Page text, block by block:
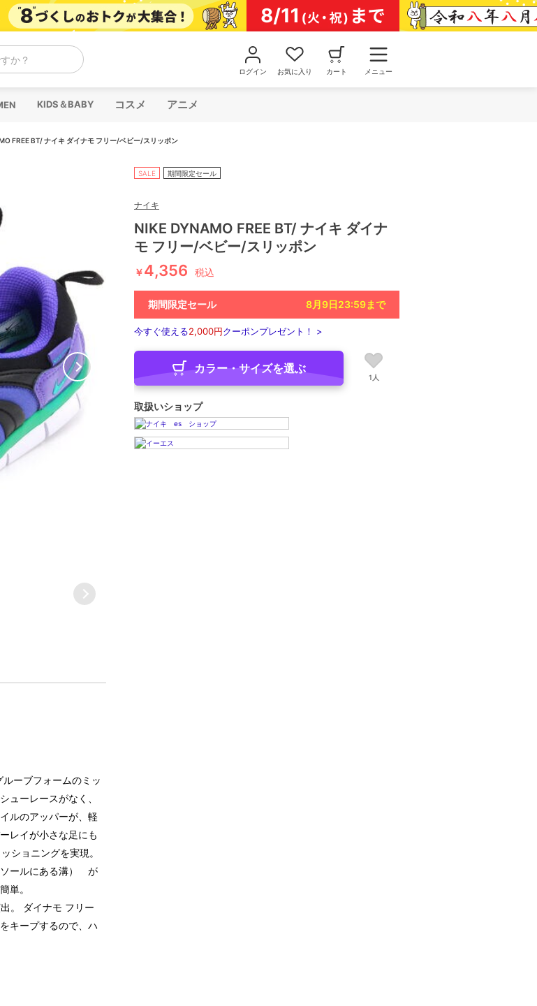
か？
ログイン お気に入り カート メニュー
KIDS＆BABY コスメ アニメ
FREE BT/ ナイキ ダイナモ フリー/ベビー/スリッポン
ーブフォームのミッ
ューレースがなく、
ルのアッパーが、軽
レイが小さな足にも
ショニングを実現。
ールにある溝） が
単。
。 ダイナモ フリー
キープするので、ハ
SALE 期間限定セール
ナイキ
NIKE DYNAMO FREE BT/ ナイキ ダイナ
モ フリー/ベビー/スリッポン
￥4,356 税込
期間限定セール 8月9日23:59まで
今すぐ使える2,000円クーポンプレゼント！ >
カラー・サイズを選ぶ
1人
取扱いショップ